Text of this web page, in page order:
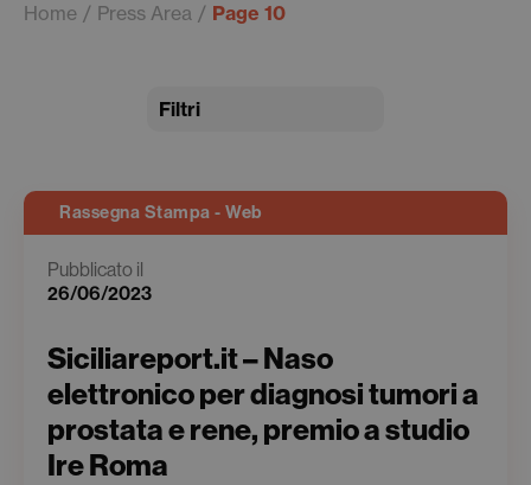
Home Press Area Page 10
Filtri
Rassegna Stampa - Web
Pubblicato il
26/06/2023
Siciliareport.it – Naso
elettronico per diagnosi tumori a
prostata e rene, premio a studio
Ire Roma